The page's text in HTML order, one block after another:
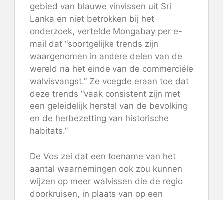
gebied van blauwe vinvissen uit Sri
Lanka en niet betrokken bij het
onderzoek, vertelde Mongabay per e-
mail dat “soortgelijke trends zijn
waargenomen in andere delen van de
wereld na het einde van de commerciële
walvisvangst.” Ze voegde eraan toe dat
deze trends “vaak consistent zijn met
een geleidelijk herstel van de bevolking
en de herbezetting van historische
habitats.”
De Vos zei dat een toename van het
aantal waarnemingen ook zou kunnen
wijzen op meer walvissen die de regio
doorkruisen, in plaats van op een